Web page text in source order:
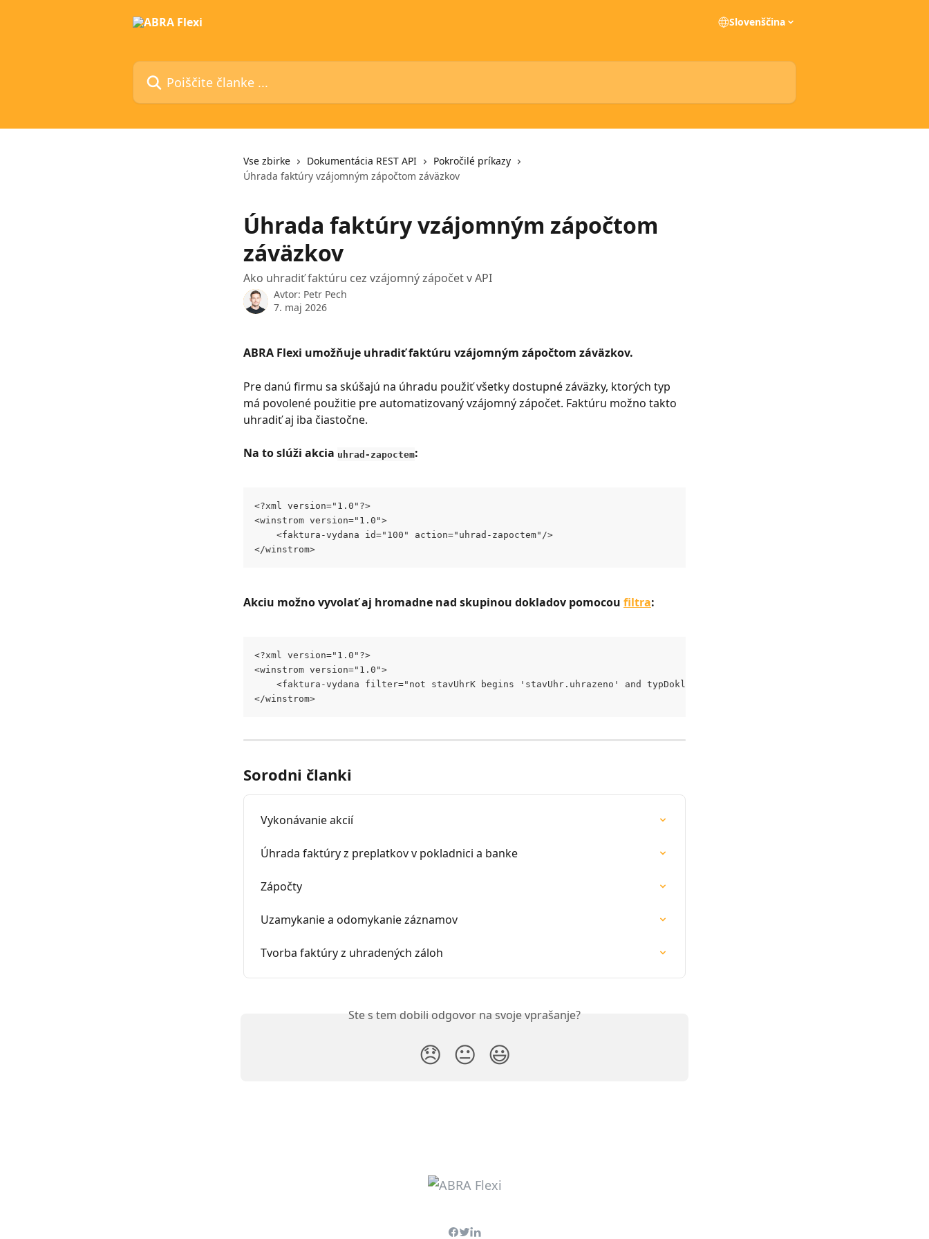
Slovenščina
Poiščite članke ...
Vse zbirke Dokumentácia REST API
Pokročilé príkazy
Úhrada faktúry vzájomným zápočtom záväzkov
Úhrada faktúry vzájomným zápočtom
záväzkov
Ako uhradiť faktúru cez vzájomný zápočet v API
Avtor: Petr Pech
7. maj 2026
ABRA Flexi umožňuje uhradiť faktúru vzájomným zápočtom záväzkov.
Pre danú firmu sa skúšajú na úhradu použiť všetky dostupné záväzky, ktorých typ
má povolené použitie pre automatizovaný vzájomný zápočet. Faktúru možno takto
uhradiť aj iba čiastočne.
Na to slúži akcia uhrad-zapoctem:
<?xml version="1.0"?>
<winstrom version="1.0">
	<faktura-vydana id="100" action="uhrad-zapoctem"/>
</winstrom>
Akciu možno vyvolať aj hromadne nad skupinou dokladov pomocou filtra:
<?xml version="1.0"?>
<winstrom version="1.0">
<faktura-vydana filter="not stavUhrK begins 'stavUhr.uhrazeno' and typDokl = 'code:INTERNET'" action="uhrad-
</winstrom>
Sorodni članki
Vykonávanie akcií
Úhrada faktúry z preplatkov v pokladnici a banke
Zápočty
Uzamykanie a odomykanie záznamov
Tvorba faktúry z uhradených záloh
Ste s tem dobili odgovor na svoje vprašanje?
😞 😐 😃